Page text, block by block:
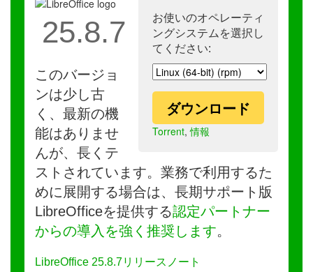
お使いのオペレーティ
ングシステムを選択し
てください:
ダウンロード
Torrent,情報
25.8.7
このバージョ
ンは少し古
く、最新の機
能はありませ
んが、長くテ
ストされています。業務で利用するた
めに展開する場合は、長期サポート版
LibreOfficeを提供する認定パートナー
からの導入を強く推奨します。
LibreOffice 25.8.7リリースノート